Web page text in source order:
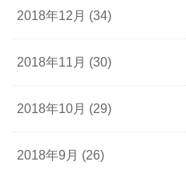
2018年12月 (34)
2018年11月 (30)
2018年10月 (29)
2018年9月 (26)